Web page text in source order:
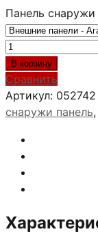
Панель снаружи
Количество
товара
АРГУС
ЛЮКС
3К
ВОЯЖ
Дуб
Филадельфия
графит
В корзину
Сравнить
Артикул: 052742
снаружи панель,